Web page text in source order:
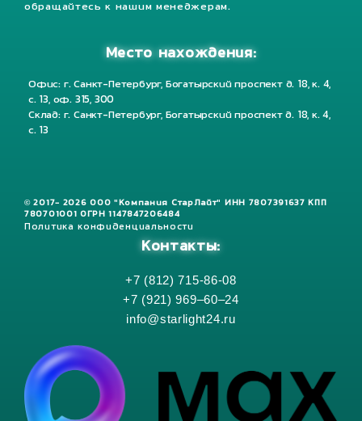
обращайтесь к нашим менеджерам.
Место нахождения:
Офис: г. Санкт-Петербург, Богатырский проспект д. 18, к. 4,
с. 13, оф. 315, 300
Склад: г. Санкт-Петербург, Богатырский проспект д. 18, к. 4,
с. 13
© 2017- 2026 ООО "Компания СтарЛайт" ИНН 7807391637 КПП
780701001 ОГРН 1147847206484
Политика конфиденциальности
Контакты:
+7 (812) 715-86-08
+7 (921) 969–60–24
info@starlight24.ru